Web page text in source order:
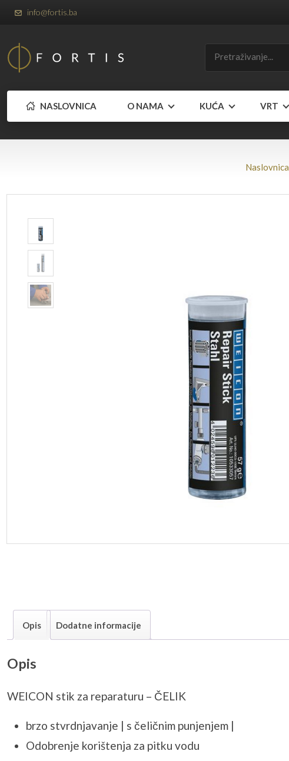
info@fortis.ba
NASLOVNICA O NAMA KUĆA VRT
Naslovnica
Opis Dodatne informacije
Opis
WEICON stik za reparaturu – ČELIK
brzo stvrdnjavanje | s čeličnim punjenjem |
Odobrenje korištenja za pitku vodu